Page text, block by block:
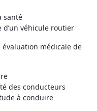
santé
d’un véhicule routier
évaluation médicale de
des conducteurs
à conduire